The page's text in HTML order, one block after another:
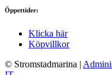
Öppettider:
Klicka här
Köpvillkor
© Stromstadmarina |